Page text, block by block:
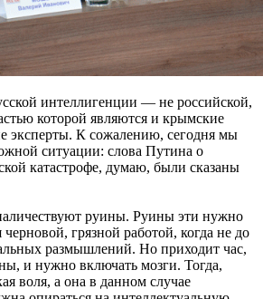
интеллигенции — не российской,
которой являются и крымские
эксперты. К сожалению, сегодня мы
ситуации: слова Путина о
катастрофе, думаю, были сказаны
руины. Руины эти нужно
черновой, грязной работой, когда не до
размышлений. Но приходит час,
и нужно включать мозги. Тогда,
воля, а она в данном случае